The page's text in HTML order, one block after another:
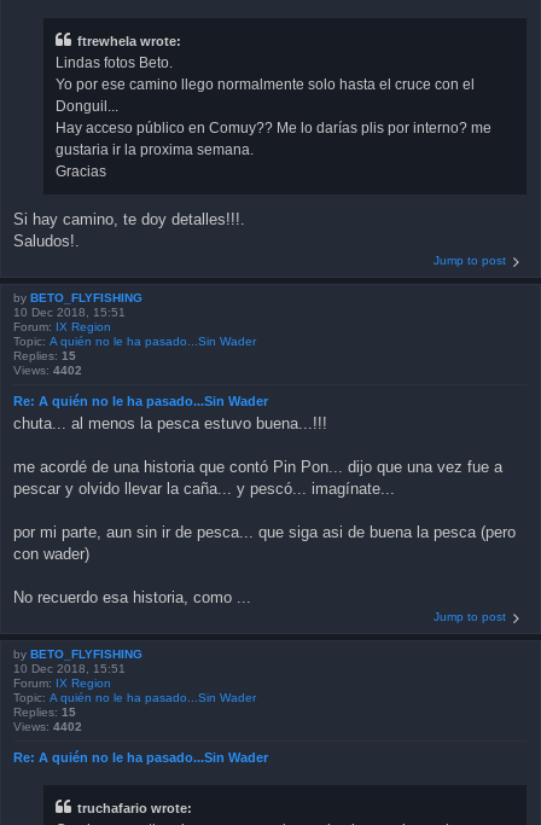
ftrewhela wrote:
Lindas fotos Beto.
Yo por ese camino llego normalmente solo hasta el cruce con el
Donguil...
Hay acceso público en Comuy?? Me lo darías plis por interno? me
gustaria ir la proxima semana.
Gracias
Si hay camino, te doy detalles!!!.
Saludos!.
Jump to post
by BETO_FLYFISHING
10 Dec 2018, 15:51
Forum: IX Region
Topic: A quién no le ha pasado...Sin Wader
Replies: 15
Views: 4402
Re: A quién no le ha pasado...Sin Wader
chuta... al menos la pesca estuvo buena...!!!
me acordé de una historia que contó Pin Pon... dijo que una vez fue a
pescar y olvido llevar la caña... y pescó... imagínate...
por mi parte, aun sin ir de pesca... que siga asi de buena la pesca (pero
con wader)
No recuerdo esa historia, como ...
Jump to post
by BETO_FLYFISHING
10 Dec 2018, 15:51
Forum: IX Region
Topic: A quién no le ha pasado...Sin Wader
Replies: 15
Views: 4402
Re: A quién no le ha pasado...Sin Wader
truchafario wrote: